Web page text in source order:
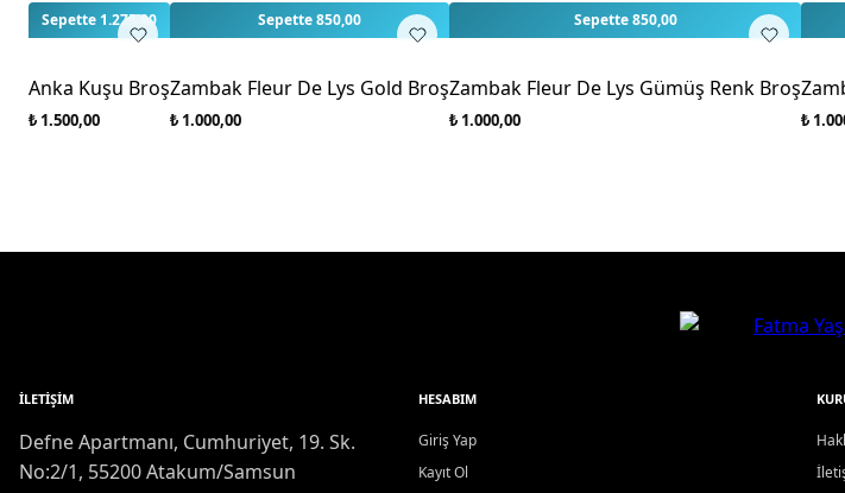
Sepette 1.275,00
Anka Kuşu Broş
₺ 1.500,00
Sepette 850,00
Zambak Fleur De Lys Gold Broş
₺ 1.000,00
Sepette 850,00
Zambak Fleur De Lys Gümüş Renk Broş
₺ 1.000,00 ₺
İLETIŞIM
Defne Apartmanı, Cumhuriyet, 19. Sk.
No:2/1, 55200 Atakum/Samsun
HESABIM
Giriş Yap
Kayıt Ol